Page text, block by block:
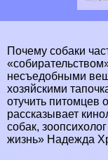
Почему собаки
несъедобными
хозяйскими
отучить питомцев
рассказывает
собак,
жизнь» Надежда